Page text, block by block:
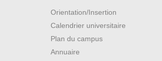
Orientation/Insertion
Calendrier universitaire
Plan du campus
Annuaire